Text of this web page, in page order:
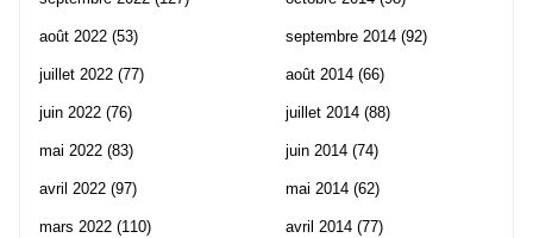
août 2022 (53)
juillet 2022 (77)
juin 2022 (76)
mai 2022 (83)
avril 2022 (97)
mars 2022 (110)
septembre 2014 (92)
août 2014 (66)
juillet 2014 (88)
juin 2014 (74)
mai 2014 (62)
avril 2014 (77)